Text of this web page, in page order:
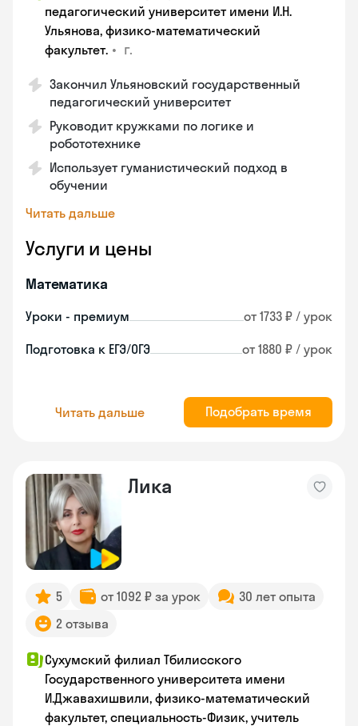
педагогический университет имени И.Н.
Ульянова, физико-математический
факультет. • г.
Закончил Ульяновский государственный
педагогический университет
Руководит кружками по логике и
робототехнике
Использует гуманистический подход в
обучении
Читать дальше
Услуги и цены
Математика
Уроки - премиум от 1733 ₽ / урок
Подготовка к ЕГЭ/ОГЭ от 1880 ₽ / урок
Читать дальше Подобрать время
Лика
5 от 1092 ₽ за урок
30 лет опыта
2 отзыва
Сухумский филиал Тбилисского
Государственного университета имени
И.Джавахишвили, физико-математический
факультет, специальность-Физик, учитель